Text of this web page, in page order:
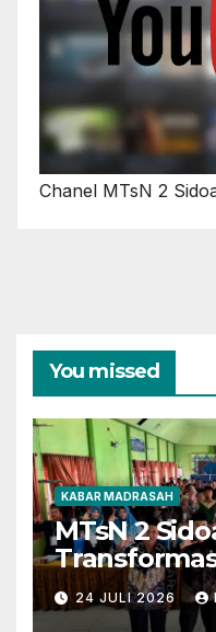
Chanel MTsN 2
You missed
KABAR MADRASAH
MTsN 2
Berbasis AI
Learning
24 JULI 2026